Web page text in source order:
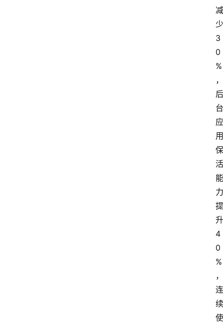
减
少
3
0
%
，
后
台
应
用
保
活
能
力
提
升
4
0
%
，
连
续
使